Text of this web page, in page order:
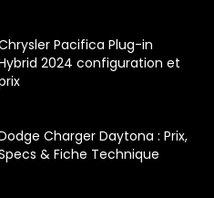
Pacifica Plug-in
2024 configuration et
Charger Daytona : Prix,
& Fiche Technique